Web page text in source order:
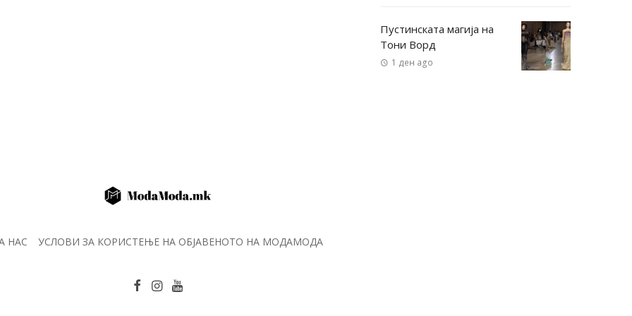
Пустинската магија на
Тони Ворд
1 ден ago
НАС УСЛОВИ ЗА КОРИСТЕЊЕ НА ОБЈАВЕНОТО НА МОДАМОДА